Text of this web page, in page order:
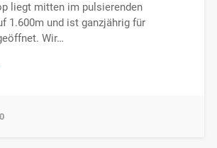
liegt mitten im pulsierenden
1.600m und ist ganzjährig für
Wir…